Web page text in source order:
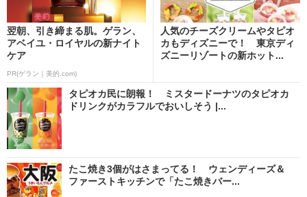
翌朝、引き締まる肌。ゲラン、
アベイユ・ロイヤルの新ナイト
ケア
PR(ゲラン｜美的.com)
人気のチーズクリームやタピオ
カもディズニーで！ 東京ディ
ズニーリゾートの新ホット...
タピオカ民に朗報！ ミスタードーナツのタピオカ
ドリンクがカラフルでおいしそう |...
たこ焼き3個がはさまってる！ ウェンディーズ＆
ファーストキッチンで「たこ焼きバー...